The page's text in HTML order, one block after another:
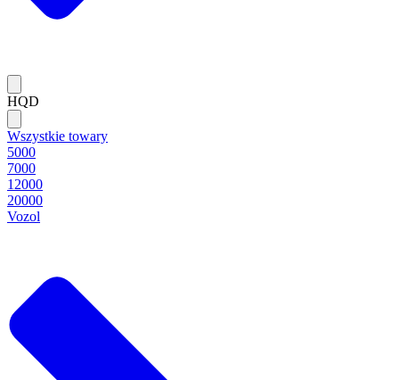
HQD
Wszystkie towary
5000
7000
12000
20000
Vozol